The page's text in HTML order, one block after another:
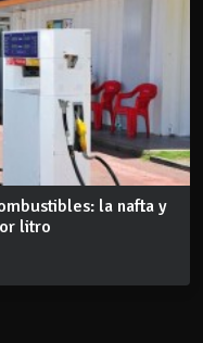
la nafta y
litro